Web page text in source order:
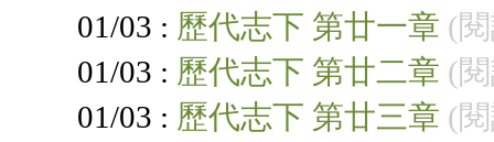
01/03 : 歷代志下 第廿一章 (
01/03 : 歷代志下 第廿二章 (
01/03 : 歷代志下 第廿三章 (